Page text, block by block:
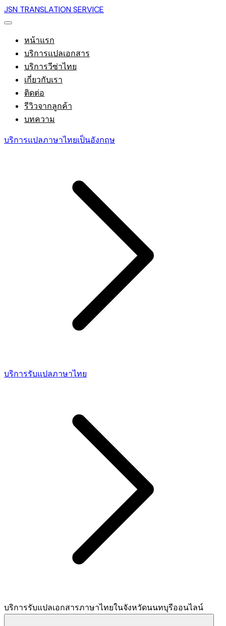
JSN TRANSLATION SERVICE
หน้าแรก
บริการแปลเอกสาร
บริการวีซ่าไทย
เกี่ยวกับเรา
ติดต่อ
รีวิวจากลูกค้า
บทความ
บริการแปลภาษาไทยเป็นอังกฤษ
บริการรับแปลภาษาไทย
บริการรับแปลเอกสารภาษาไทยในจังหวัดนนทบุรีออนไลน์